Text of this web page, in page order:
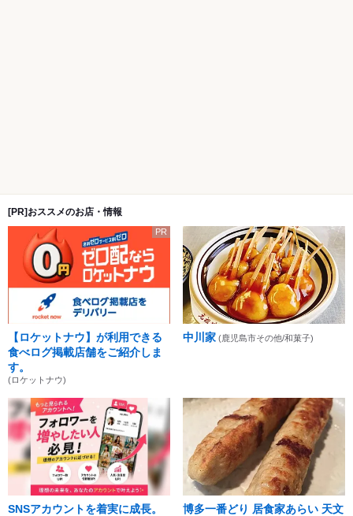
[PR]おススメのお店・情報
PR
【ロケットナウ】が利用できる
食べログ掲載店舗をご紹介しま
す。
(ロケットナウ)
中川家 (鹿児島市その他/和菓子)
SNSアカウントを着実に成長。
博多一番どり 居食家あらい 天文